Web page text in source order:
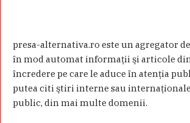
presa-alternativa.ro este un agregator
în mod automat informaţii şi articole
încredere pe care le aduce în atenţia
putea citi ştiri interne sau
public, din mai multe domenii.